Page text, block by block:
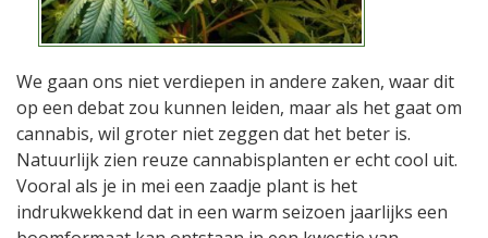
We gaan ons niet verdiepen in andere zaken, waar dit
op een debat zou kunnen leiden, maar als het gaat om
cannabis, wil groter niet zeggen dat het beter is.
Natuurlijk zien reuze cannabisplanten er echt cool uit.
Vooral als je in mei een zaadje plant is het
indrukwekkend dat in een warm seizoen jaarlijks een